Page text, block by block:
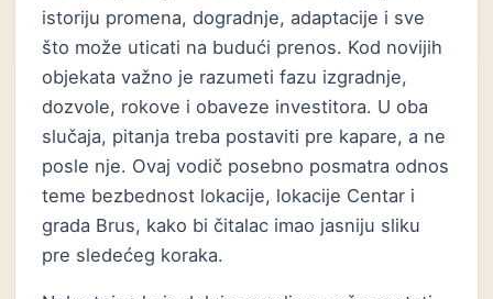
istoriju promena, dogradnje, adaptacije i sve
što može uticati na budući prenos. Kod novijih
objekata važno je razumeti fazu izgradnje,
dozvole, rokove i obaveze investitora. U oba
slučaja, pitanja treba postaviti pre kapare, a ne
posle nje. Ovaj vodič posebno posmatra odnos
teme bezbednost lokacije, lokacije Centar i
grada Brus, kako bi čitalac imao jasniju sliku
pre sledećeg koraka.